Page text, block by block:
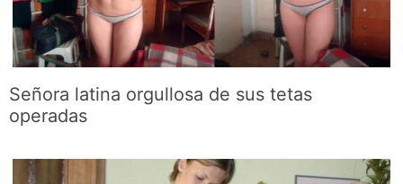
Señora latina orgullosa de sus tetas
operadas